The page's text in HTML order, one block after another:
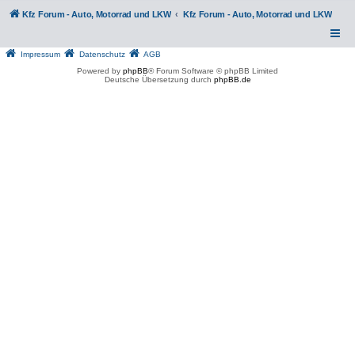
Kfz Forum - Auto, Motorrad und LKW Kfz Forum - Auto, Motorrad und LKW
Impressum Datenschutz
AGB
Powered by phpBB® Forum Software © phpBB Limited
Deutsche Übersetzung durch phpBB.de